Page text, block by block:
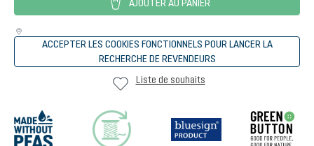
AJOUTER AU PANIER
ACCEPTER LES COOKIES FONCTIONNELS POUR LANCER LA
RECHERCHE DE REVENDEURS
Liste de souhaits